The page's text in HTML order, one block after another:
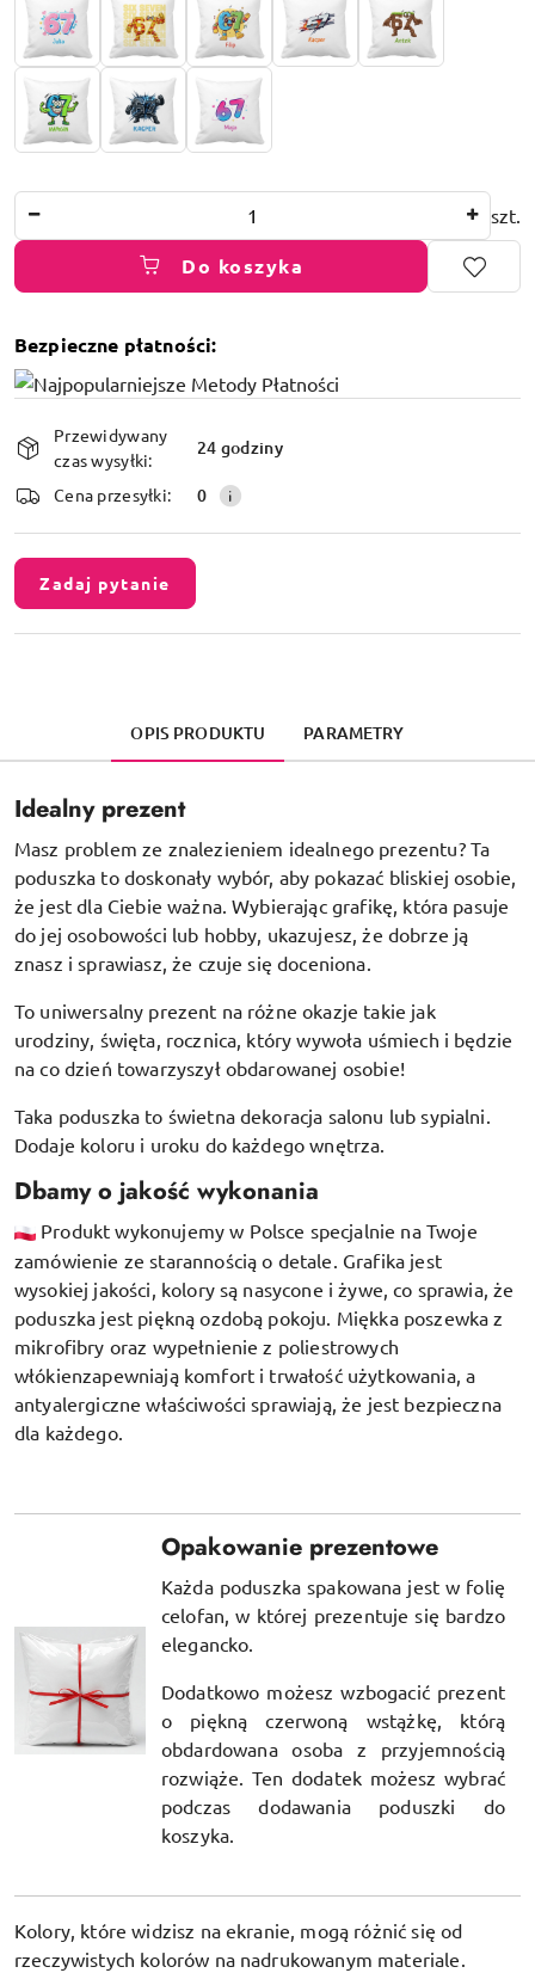
szt.
Do koszyka
Bezpieczne płatności:
Dostępność
i
dostawa
Przewidywany
czas wysyłki:
24 godziny
Cena przesyłki: 0
Zadaj pytanie
OPIS PRODUKTU PARAMETRY
Idealny prezent
Masz problem ze znalezieniem idealnego prezentu? Ta
poduszka to doskonały wybór, aby pokazać bliskiej osobie,
że jest dla Ciebie ważna. Wybierając grafikę, która pasuje
do jej osobowości lub hobby, ukazujesz, że dobrze ją
znasz i sprawiasz, że czuje się doceniona.
To uniwersalny prezent na różne okazje takie jak
urodziny, święta, rocznica, który wywoła uśmiech i będzie
na co dzień towarzyszył obdarowanej osobie!
Taka poduszka to świetna dekoracja salonu lub sypialni.
Dodaje koloru i uroku do każdego wnętrza.
Dbamy o jakość wykonania
Produkt wykonujemy w Polsce specjalnie na Twoje
zamówienie ze starannością o detale. Grafika jest
wysokiej jakości, kolory są nasycone i żywe, co sprawia, że
poduszka jest piękną ozdobą pokoju. Miękka poszewka z
mikrofibry oraz wypełnienie z poliestrowych
włókienzapewniają komfort i trwałość użytkowania, a
antyalergiczne właściwości sprawiają, że jest bezpieczna
dla każdego.
Opakowanie prezentowe
Każda poduszka spakowana jest w folię
celofan, w której prezentuje się bardzo
elegancko.
Dodatkowo możesz wzbogacić prezent
o piękną czerwoną wstążkę, którą
obdardowana osoba z przyjemnością
rozwiąże. Ten dodatek możesz wybrać
podczas dodawania poduszki do
koszyka.
Kolory, które widzisz na ekranie, mogą różnić się od
rzeczywistych kolorów na nadrukowanym materiale.